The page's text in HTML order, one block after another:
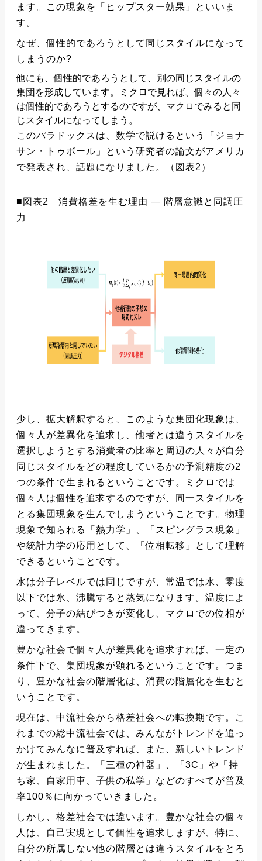
ます。この現象を「ヒップスター効果」といいま
す。
なぜ、個性的であろうとして同じスタイルになって
しまうのか?
他にも、個性的であろうとして、別の同じスタイルの
集団を形成しています。ミクロで見れば、個々の人々
は個性的であろうとするのですが、マクロでみると同
じスタイルになってしまう。
このパラドックスは、数学で説けるという「ジョナ
サン・トゥボール」という研究者の論文がアメリカ
で発表され、話題になりました。（図表2）
■図表2 消費格差を生む理由 ― 階層意識と同調圧
力
少し、拡大解釈すると、このような集団化現象は、
個々人が差異化を追求し、他者とは違うスタイルを
選択しようとする消費者の比率と周辺の人々が自分
同じスタイルをどの程度しているかの予測精度の2
つの条件で生まれるということです。ミクロでは
個々人は個性を追求するのですが、同一スタイルを
とる集団現象を生んでしまうということです。物理
現象で知られる「熱力学」、「スピングラス現象」
や統計力学の応用として、「位相転移」として理解
できるということです。
水は分子レベルでは同じですが、常温では水、零度
以下では氷、沸騰すると蒸気になります。温度によ
って、分子の結びつきが変化し、マクロでの位相が
違ってきます。
豊かな社会で個々人が差異化を追求すれば、一定の
条件下で、集団現象が顕れるということです。つま
り、豊かな社会の階層化は、消費の階層化を生むと
いうことです。
現在は、中流社会から格差社会への転換期です。こ
れまでの総中流社会では、みんながトレンドを追っ
かけてみんなに普及すれば、また、新しいトレンド
が生まれました。「三種の神器」、「3C」や「持
ち家、自家用車、子供の私学」などのすべてが普及
率100％に向かっていきました。
しかし、格差社会では違います。豊かな社会の個々
人は、自己実現として個性を追求しますが、特に、
自分の所属しない他の階層とは違うスタイルをとろ